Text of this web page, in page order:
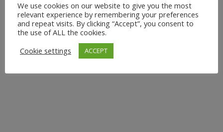
Dienstagabend im Fitness Garden hinter dem Club von
Holmes Place am Seestern Outdoor Yoga statt. Genieße
die frische Luft und die beruhigende Naturatmosphäre,
während du dich in fließenden Vinyasa Yoga Flows
bewegst....
1. August 2024
We use cookies on our website to give you the most
relevant experience by remembering your preferences
and repeat visits. By clicking “Accept”, you consent to
the use of ALL the cookies.
Cookie settings
ACCEPT